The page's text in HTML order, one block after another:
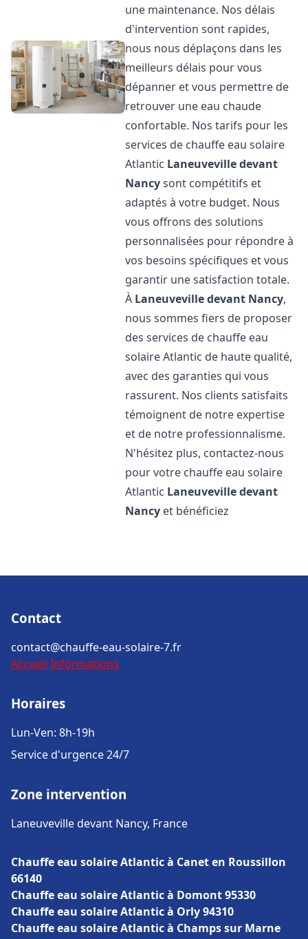
une maintenance. Nos délais
d'intervention sont rapides,
nous nous déplaçons dans les
meilleurs délais pour vous
dépanner et vous permettre de
retrouver une eau chaude
confortable. Nos tarifs pour les
services de chauffe eau solaire
Atlantic Laneuveville devant
Nancysont compétitifs et
adaptés à votre budget. Nous
vous offrons des solutions
personnalisées pour répondre à
vos besoins spécifiques et vous
garantir une satisfaction totale.
À Laneuveville devant Nancy,
nous sommes fiers de proposer
des services de chauffe eau
solaire Atlantic de haute qualité,
avec des garanties qui vous
rassurent. Nos clients satisfaits
témoignent de notre expertise
et de notre professionnalisme.
N'hésitez plus, contactez-nous
pour votre chauffe eau solaire
Atlantic Laneuveville devant
Nancy et bénéficiez
Contact
contact@chauffe-eau-solaire-7.fr
Accueil Informations
Horaires
Lun-Ven: 8h-19h
Service d'urgence 24/7
Zone intervention
Laneuveville devant Nancy, France
Chauffe eau solaire Atlantic à Canet en Roussillon
66140
Chauffe eau solaire Atlantic à Domont 95330
Chauffe eau solaire Atlantic à Orly 94310
Chauffe eau solaire Atlantic à Champs sur Marne